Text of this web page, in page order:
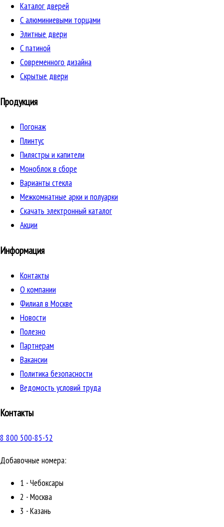
Каталог дверей
C алюминиевыми торцами
Элитные двери
C патиной
Cовременного дизайна
Скрытые двери
Продукция
Погонаж
Плинтус
Пилястры и капители
Моноблок в сборе
Варианты стекла
Межкомнатные арки и полуарки
Скачать электронный каталог
Акции
Информация
Контакты
О компании
Филиал в Москве
Новости
Полезно
Партнерам
Вакансии
Политика безопасности
Ведомость условий труда
Контакты
8 800 500-85-52
Добавочные номера:
1 - Чебоксары
2 - Москва
3 - Казань